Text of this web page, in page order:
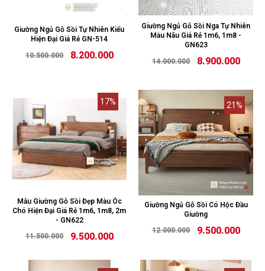
Giường Ngủ Gỗ Sồi Tự Nhiên Kiểu
Hiện Đại Giá Rẻ GN-514
10.500.000
8.200.000
Giường Ngủ Gỗ Sồi Nga Tự Nhiên
Màu Nâu Giá Rẻ 1m6, 1m8 -
GN623
14.000.000
8.900.000
17%
Mẫu Giường Gỗ Sồi Đẹp Màu Óc
Chó Hiện Đại Giá Rẻ 1m6, 1m8, 2m
- GN622
11.500.000
9.500.000
21%
Giường Ngủ Gỗ Sồi Có Hộc Đầu
Giường
12.000.000
9.500.000